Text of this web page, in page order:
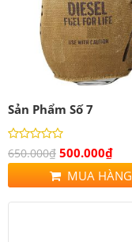
Sản Phẩm Số 7
650.000₫ 500.000₫
MUA HÀNG